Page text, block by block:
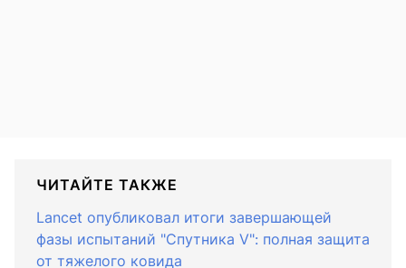
ЧИТАЙТЕ ТАКЖЕ
Lancet опубликовал итоги завершающей
фазы испытаний "Спутника V": полная защита
от тяжелого ковида